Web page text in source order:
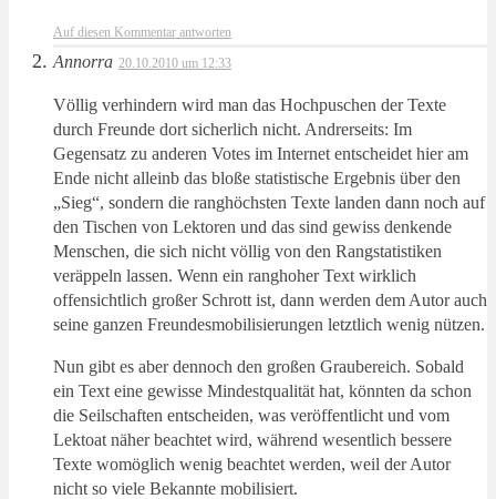
Auf diesen Kommentar antworten
Annorra 20.10.2010 um 12:33
Völlig verhindern wird man das Hochpuschen der Texte
durch Freunde dort sicherlich nicht. Andrerseits: Im
Gegensatz zu anderen Votes im Internet entscheidet hier am
Ende nicht alleinb das bloße statistische Ergebnis über den
„Sieg“, sondern die ranghöchsten Texte landen dann noch auf
den Tischen von Lektoren und das sind gewiss denkende
Menschen, die sich nicht völlig von den Rangstatistiken
veräppeln lassen. Wenn ein ranghoher Text wirklich
offensichtlich großer Schrott ist, dann werden dem Autor auch
seine ganzen Freundesmobilisierungen letztlich wenig nützen.
Nun gibt es aber dennoch den großen Graubereich. Sobald
ein Text eine gewisse Mindestqualität hat, könnten da schon
die Seilschaften entscheiden, was veröffentlicht und vom
Lektoat näher beachtet wird, während wesentlich bessere
Texte womöglich wenig beachtet werden, weil der Autor
nicht so viele Bekannte mobilisiert.